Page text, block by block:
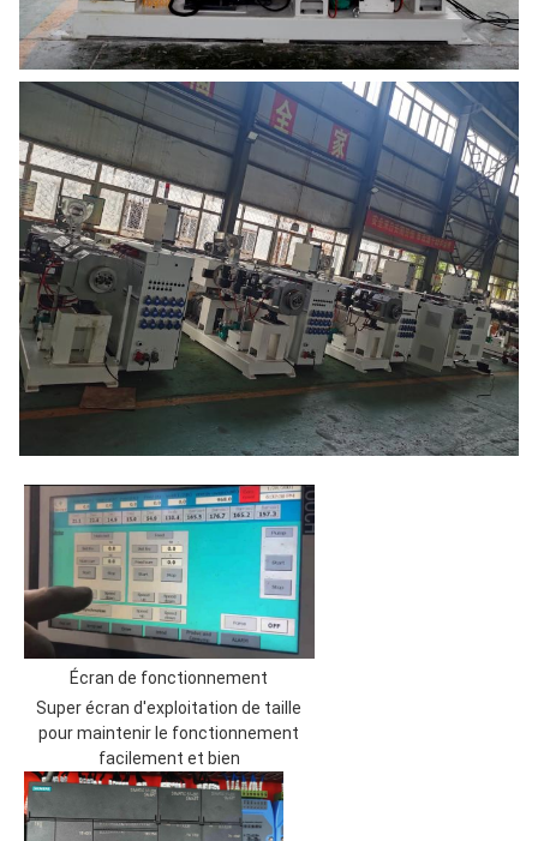
Écran de fonctionnement
Super écran d'exploitation de taille
pour maintenir le fonctionnement
facilement et bien